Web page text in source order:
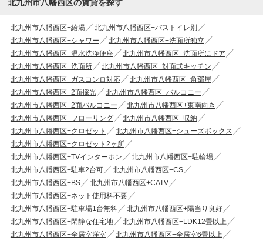
北九州市八幡西区の賃貸を探す
北九州市八幡西区+給湯
北九州市八幡西区+バストイレ別
北九州市八幡西区+シャワー
北九州市八幡西区+洗面所独立
北九州市八幡西区+温水洗浄便座
北九州市八幡西区+洗面所にドア
北九州市八幡西区+洗面所
北九州市八幡西区+対面式キッチン
北九州市八幡西区+ガスコンロ対応
北九州市八幡西区+角部屋
北九州市八幡西区+2面採光
北九州市八幡西区+バルコニー
北九州市八幡西区+2面バルコニー
北九州市八幡西区+東南向き
北九州市八幡西区+フローリング
北九州市八幡西区+収納
北九州市八幡西区+クロゼット
北九州市八幡西区+シューズボックス
北九州市八幡西区+クロゼット2ヶ所
北九州市八幡西区+TVインターホン
北九州市八幡西区+駐輪場
北九州市八幡西区+駐車2台可
北九州市八幡西区+CS
北九州市八幡西区+BS
北九州市八幡西区+CATV
北九州市八幡西区+ネット使用料不要
北九州市八幡西区+駐車場1台無料
北九州市八幡西区+陽当り良好
北九州市八幡西区+閑静な住宅地
北九州市八幡西区+LDK12畳以上
北九州市八幡西区+全居室洋室
北九州市八幡西区+全居室6畳以上